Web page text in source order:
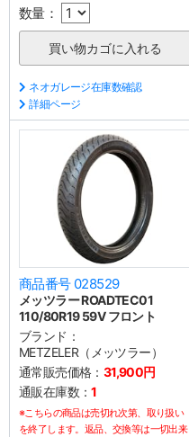
数量：
ネオガレージ在庫数確認
詳細ページ
商品番号 028529
メッツラー ROADTEC01
110/80R19 59V フロント
ブランド：
METZELER（メッツラー）
通常販売価格： 31,900円
通販在庫数：1
※こちらの商品は売切れ次第、取り扱い
を終了します。返品、交換等は一切出来